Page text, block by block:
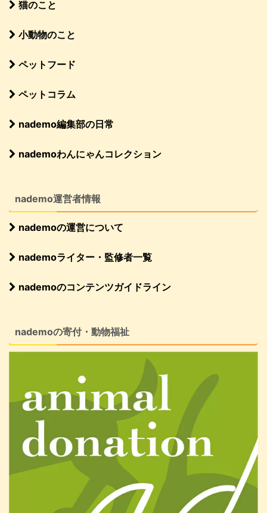
猫のこと
小動物のこと
ペットフード
ペットコラム
nademo編集部の日常
nademoわんにゃんコレクション
nademo運営者情報
nademoの運営について
nademoライター・監修者一覧
nademoのコンテンツガイドライン
nademoの寄付・動物福祉